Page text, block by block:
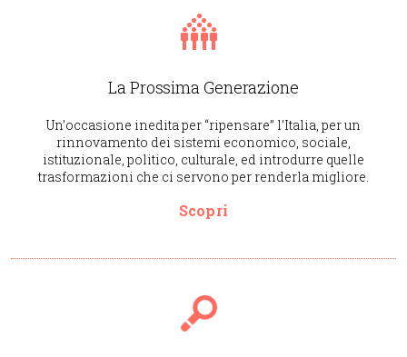
La Prossima Generazione
Un’occasione inedita per “ripensare” l’Italia, per un
rinnovamento dei sistemi economico, sociale,
istituzionale, politico, culturale, ed introdurre quelle
trasformazioni che ci servono per renderla migliore.
Scopri